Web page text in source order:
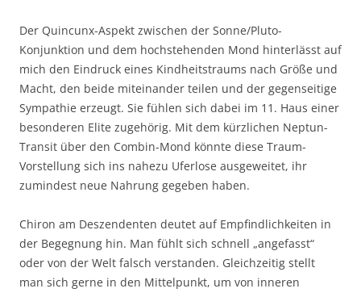
Der Quincunx-Aspekt zwischen der Sonne/Pluto-
Konjunktion und dem hochstehenden Mond hinterlässt auf
mich den Eindruck eines Kindheitstraums nach Größe und
Macht, den beide miteinander teilen und der gegenseitige
Sympathie erzeugt. Sie fühlen sich dabei im 11. Haus einer
besonderen Elite zugehörig. Mit dem kürzlichen Neptun-
Transit über den Combin-Mond könnte diese Traum-
Vorstellung sich ins nahezu Uferlose ausgeweitet, ihr
zumindest neue Nahrung gegeben haben.
Chiron am Deszendenten deutet auf Empfindlichkeiten in
der Begegnung hin. Man fühlt sich schnell „angefasst“
oder von der Welt falsch verstanden. Gleichzeitig stellt
man sich gerne in den Mittelpunkt, um von inneren